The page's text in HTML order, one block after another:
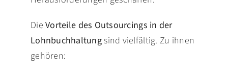
DieVorteile des Outsourcings in der
Lohnbuchhaltung sind vielfältig. Zu ihnen
gehören: